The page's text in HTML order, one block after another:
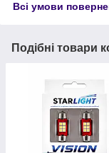
Всі умови
Подібні товари